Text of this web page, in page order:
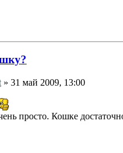
» 31 май 2009, 13:00
просто. Кошке